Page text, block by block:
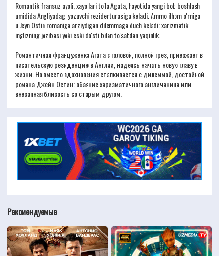
Romantik fransuz ayoli, xayollari to'la Agata, hayotida yangi bob boshlash
umidida Angliyadagi yozuvchi rezidenturasiga keladi. Ammo ilhom o'rniga
u Jeyn Ostin romaniga arziydigan dilemmaga duch keladi: xarizmatik
inglizning jozibasi yoki eski do'sti bilan to'satdan yaqinlik.
Романтичная француженка Агата с головой, полной грез, приезжает в
писательскую резиденцию в Англии, надеясь начать новую главу в
жизни. Но вместо вдохновения сталкивается с дилеммой, достойной
романа Джейн Остин: обаяние харизматичного англичанина или
внезапная близость со старым другом.
Рекомендуемые